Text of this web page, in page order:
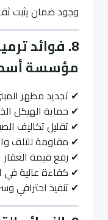
وجود ضمان يثبت
8. فوائد
مؤسسة
✔ تجديد مظهر
✔ حماية الهيكل
✔ تقليل تكاليف
✔ مقاومة للتلف
✔ رفع قيمة العقار
✔ كفاءة عالية في
✔ تنفيذ احترافي